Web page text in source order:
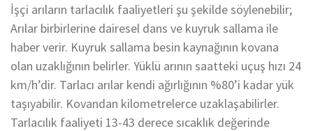
İşçi arıların tarlacılık faaliyetleri şu şekilde söylenebilir;
Arılar birbirlerine dairesel dans ve kuyruk sallama ile
haber verir. Kuyruk sallama besin kaynağının kovana
olan uzaklığının belirler. Yüklü arının saatteki uçuş hızı 24
km/h’dir. Tarlacı arılar kendi ağırlığının %80’i kadar yük
taşıyabilir. Kovandan kilometrelerce uzaklaşabilirler.
Tarlacılık faaliyeti 13-43 derece sıcaklık değerinde